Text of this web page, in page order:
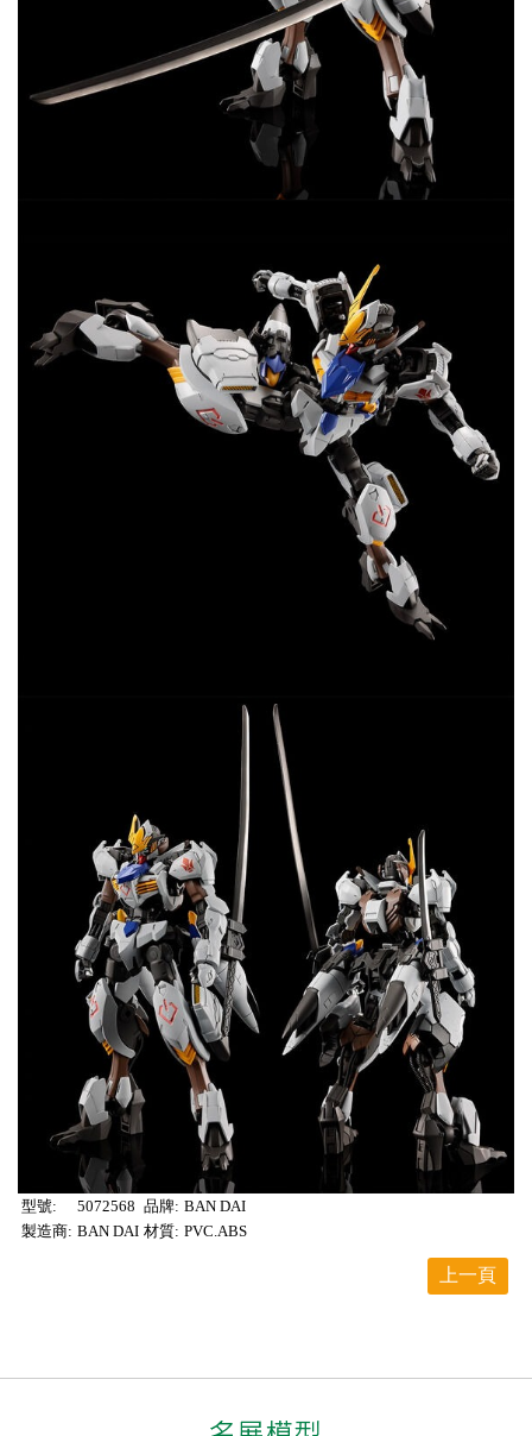
型號: 5072568 品牌: BAN DAI
製造商: BAN DAI 材質: PVC.ABS
上一頁